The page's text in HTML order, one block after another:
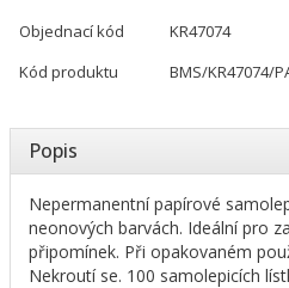
Objednací kód
KR47074
Kód produktu
BMS/KR47074/
Popis
Nepermanentní papírové
neonových barvách. Ideální pro
připomínek. Při opakovaném
Nekroutí se. 100 samolepicích